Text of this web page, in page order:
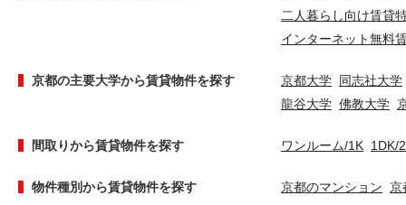
二人暮らし向け賃貸
インターネット無料
京都の主要大学から賃貸物件を探す 京都大学 同志社大学
龍谷大学 佛教大学
間取りから賃貸物件を探す ワンルーム/1K 1DK/
物件種別から賃貸物件を探す 京都のマンション 京